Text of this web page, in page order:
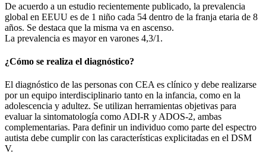
De acuerdo a un estudio recientemente publicado, la prevalencia
global en EEUU es de 1 niño cada 54 dentro de la franja etaria de 8
años. Se destaca que la misma va en ascenso.
La prevalencia es mayor en varones 4,3/1.
¿Cómo se realiza el diagnóstico?
El diagnóstico de las personas con CEA es clínico y debe realizarse
por un equipo interdisciplinario tanto en la infancia, como en la
adolescencia y adultez. Se utilizan herramientas objetivas para
evaluar la sintomatología como ADI-R y ADOS-2, ambas
complementarias. Para definir un individuo como parte del espectro
autista debe cumplir con las características explicitadas en el DSM
V.